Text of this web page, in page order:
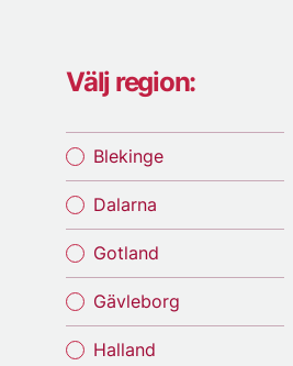
Välj region:
Blekinge
Dalarna
Gotland
Gävleborg
Halland